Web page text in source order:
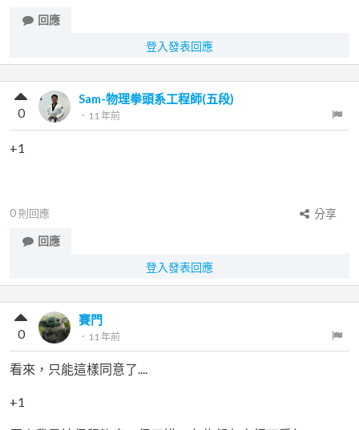
回應
登入發表回應
Sam-物理拳頭系工程師(五段)
． 11 年前
0
+1
0 則回應
分享
回應
登入發表回應
賽門
． 11 年前
0
看來，只能這樣同意了....
+1